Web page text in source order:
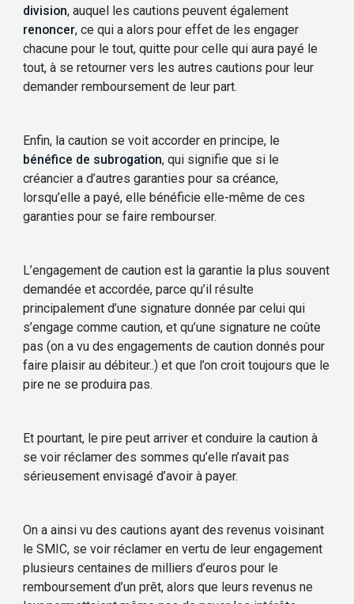
division, auquel les cautions peuvent également
renoncer, ce qui a alors pour effet de les engager
chacune pour le tout, quitte pour celle qui aura payé le
tout, à se retourner vers les autres cautions pour leur
demander remboursement de leur part.
Enfin, la caution se voit accorder en principe, le
bénéfice de subrogation, qui signifie que si le
créancier a d’autres garanties pour sa créance,
lorsqu’elle a payé, elle bénéficie elle-même de ces
garanties pour se faire rembourser.
L’engagement de caution est la garantie la plus souvent
demandée et accordée, parce qu’il résulte
principalement d’une signature donnée par celui qui
s’engage comme caution, et qu’une signature ne coûte
pas (on a vu des engagements de caution donnés pour
faire plaisir au débiteur..) et que l’on croit toujours que le
pire ne se produira pas.
Et pourtant, le pire peut arriver et conduire la caution à
se voir réclamer des sommes qu’elle n’avait pas
sérieusement envisagé d’avoir à payer.
On a ainsi vu des cautions ayant des revenus voisinant
le SMIC, se voir réclamer en vertu de leur engagement
plusieurs centaines de milliers d’euros pour le
remboursement d’un prêt, alors que leurs revenus ne